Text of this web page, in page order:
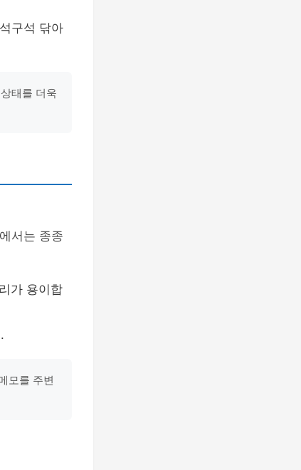
구석 닦아
태를 더욱
서는 종종
가 용이합
모를 주변